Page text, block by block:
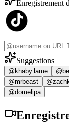
Enregistrement
Suggestions
@khaby.lame
@mrbeast
@domelipa